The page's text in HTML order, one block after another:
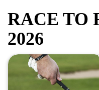
RACE TO
2026